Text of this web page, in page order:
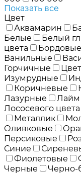
Показать все
Цвет
Аквамарин
Белые
Белый
цвета
Бордовые
Ванильные
Горчичные
Изумрудные
Коричневые
Лазурные
Лайм
Лососевого цвета
Металлик
Оливковые
Персиковые
Синие
Фиолетовые
Черные
Черно-